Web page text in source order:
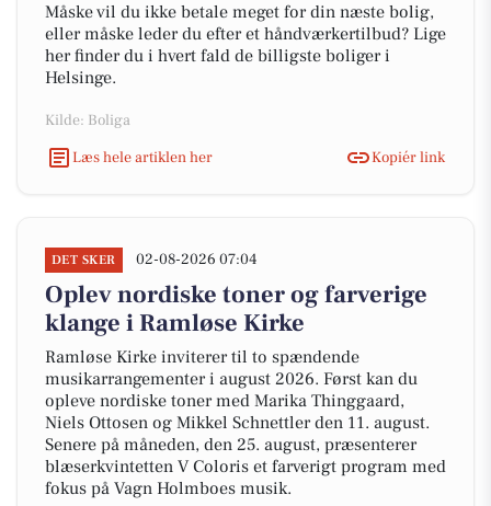
Måske vil du ikke betale meget for din næste bolig,
eller måske leder du efter et håndværkertilbud? Lige
her finder du i hvert fald de billigste boliger i
Helsinge.
Kilde: Boliga
Læs hele artiklen her
Kopiér link
DET SKER 02-08-2026 07:04
Oplev nordiske toner og farverige
klange i Ramløse Kirke
Ramløse Kirke inviterer til to spændende
musikarrangementer i august 2026. Først kan du
opleve nordiske toner med Marika Thinggaard,
Niels Ottosen og Mikkel Schnettler den 11. august.
Senere på måneden, den 25. august, præsenterer
blæserkvintetten V Coloris et farverigt program med
fokus på Vagn Holmboes musik.